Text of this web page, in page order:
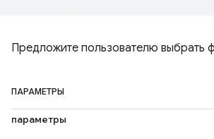
Предложите пользователю выбрать
ПАРАМЕТРЫ
параметры